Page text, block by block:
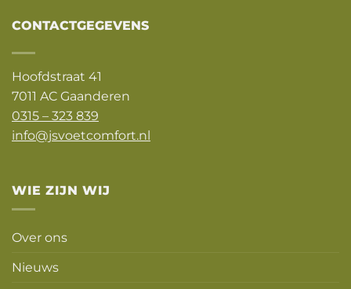
CONTACTGEGEVENS
Hoofdstraat 41
7011 AC Gaanderen
0315 – 323 839
info@jsvoetcomfort.nl
WIE ZIJN WIJ
Over ons
Nieuws